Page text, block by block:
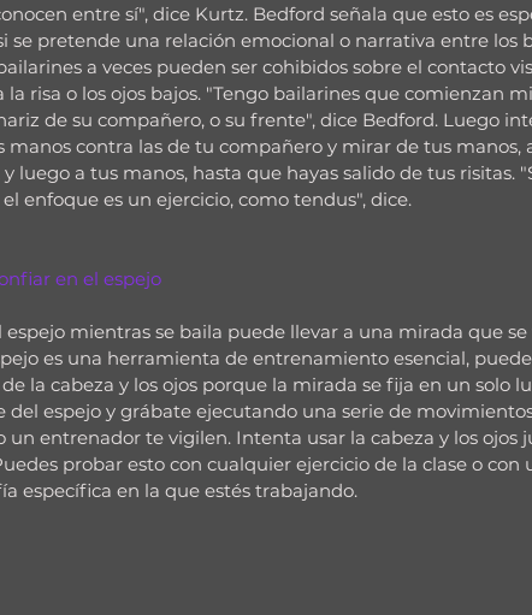
entre sí", dice Kurtz. Bedford señala que esto es
se pretende una relación emocional o narrativa entre los
a veces pueden ser cohibidos sobre el contacto
la risa o los ojos bajos. "Tengo bailarines que comienzan
de su compañero, o su frente", dice Bedford. Luego
manos contra las de tu compañero y mirar de tus manos,
luego a tus manos, hasta que hayas salido de tus risitas.
enfoque es un ejercicio, como tendus", dice.
en el espejo
espejo mientras se baila puede llevar a una mirada que se
es una herramienta de entrenamiento esencial,
la cabeza y los ojos porque la mirada se fija en un solo
del espejo y grábate ejecutando una serie de
un entrenador te vigilen. Intenta usar la cabeza y los ojos
probar esto con cualquier ejercicio de la clase o con
específica en la que estés trabajando.